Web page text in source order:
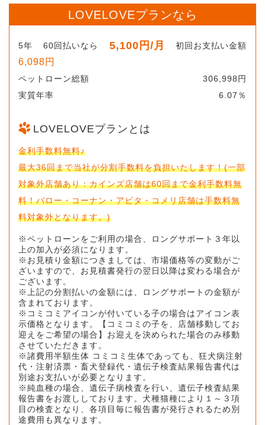
LOVELOVEプランなら
5年 60回払いなら 5,100円 /月 初回お支払い金額
6,098円
ペットローン総額
306,998円
実質年率
6.07％
LOVELOVEプランとは
金利手数料無料♪
最大36回まで当社が分割手数料を負担いたします！(一部
対象外店舗あり：カインズ店舗は60回まで金利手数料無
料！バロー・コーナン・アピタ・コメリ店舗は手数料無
料対象外となります。)
※ペットローンをご利用の場合、ロングサポート３年以
上の加入が必須になります。
※お見積り金額につきましては、市場価格等の変動がご
ざいますので、お見積書発行の翌日以降は変わる場合が
ございます。
※上記の分割払いの金額には、ロングサポートの金額が
含まれております。
※コミコミアイコンが付いている子の場合はアイコン表
示価格となります。【コミコミの子を、店舗移動してお
迎えをご希望の場合】お迎えを決められた場合のみ移動
させていただきます。
※諸費用半額生体 コミコミ生体であっても、狂犬病注射
代・注射済票・畜犬登録代・遺伝子検査結果報告書代は
別途お支払いが必要となります。
※純血種の場合、遺伝子病検査を行い、遺伝子検査結果
報告書をお渡ししております。犬種猫種により１～３項
目の検査となり、各項目毎に報告書が発行されるため別
途費用も異なります。